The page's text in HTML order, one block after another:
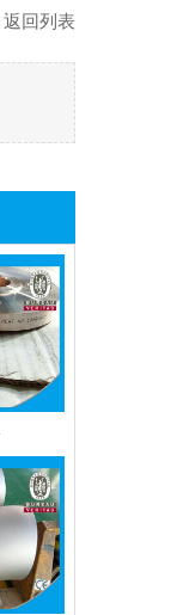
返回列表